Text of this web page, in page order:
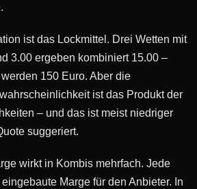
ist das Lockmittel. Drei Wetten mit
3.00 ergeben kombiniert 15.00 –
150 Euro. Aber die
ist das Produkt der
– und das ist meist niedriger
suggeriert.
wirkt in Kombis mehrfach. Jede
Marge für den Anbieter. In